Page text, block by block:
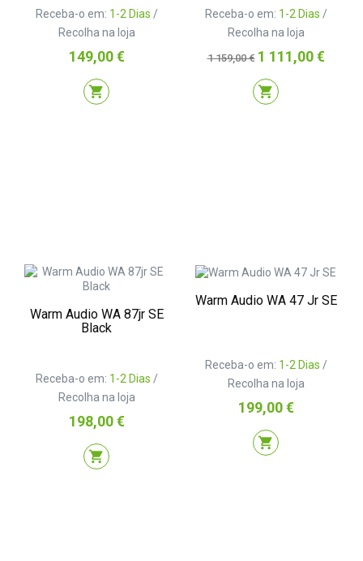
Receba-o em: 1-2 Dias /
Recolha na loja
Preço
149,00 €
shopping_cart
Receba-o em: 1-2 Dias /
Recolha na loja
Preço
normal
1 159,00 € Preço
1 111,00 €
shopping_cart
Warm Audio WA 87jr SE
Black
Receba-o em: 1-2 Dias /
Recolha na loja
Preço
198,00 €
shopping_cart
Warm Audio WA 47 Jr SE
Receba-o em: 1-2 Dias /
Recolha na loja
Preço
199,00 €
shopping_cart